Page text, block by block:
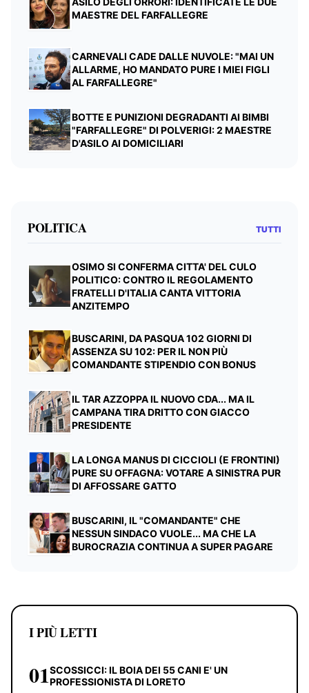
MAESTRE DEL FARFALLEGRE
CARNEVALI CADE DALLE NUVOLE: "MAI UN
ALLARME, HO MANDATO PURE I MIEI FIGLI
AL FARFALLEGRE"
BOTTE E PUNIZIONI DEGRADANTI AI BIMBI
"FARFALLEGRE" DI POLVERIGI: 2 MAESTRE
D'ASILO AI DOMICILIARI
POLITICA TUTTI
OSIMO SI CONFERMA CITTA' DEL CULO
POLITICO: CONTRO IL REGOLAMENTO
FRATELLI D'ITALIA CANTA VITTORIA
ANZITEMPO
BUSCARINI, DA PASQUA 102 GIORNI DI
ASSENZA SU 102: PER IL NON PIÙ
COMANDANTE STIPENDIO CON BONUS
IL TAR AZZOPPA IL NUOVO CDA... MA IL
CAMPANA TIRA DRITTO CON GIACCO
PRESIDENTE
LA LONGA MANUS DI CICCIOLI (E FRONTINI)
PURE SU OFFAGNA: VOTARE A SINISTRA PUR
DI AFFOSSARE GATTO
BUSCARINI, IL "COMANDANTE" CHE
NESSUN SINDACO VUOLE... MA CHE LA
BUROCRAZIA CONTINUA A SUPER PAGARE
I PIÙ LETTI
01SCOSSICCI: IL BOIA DEI 55 CANI E' UN
PROFESSIONISTA DI LORETO